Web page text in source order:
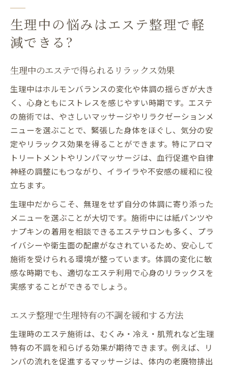
生理中の悩みはエステ整理で軽
減できる?
生理中のエステで得られるリラックス効果
生理中はホルモンバランスの変化や体調の揺らぎが大き
く、心身ともにストレスを感じやすい時期です。エステ
の施術では、やさしいマッサージやリラクゼーションメ
ニューを選ぶことで、緊張した身体をほぐし、気分の安
定やリラックス効果を得ることができます。特にアロマ
トリートメントやリンパマッサージは、血行促進や自律
神経の調整にもつながり、イライラや不安感の緩和に役
立ちます。
生理中だからこそ、無理をせず自分の体調に寄り添った
メニューを選ぶことが大切です。施術中には紙パンツや
ナプキンの着用を相談できるエステサロンも多く、プラ
イバシーや衛生面の配慮がなされているため、安心して
施術を受けられる環境が整っています。体調の変化に敏
感な時期でも、適切なエステ利用で心身のリラックスを
実感することができるでしょう。
エステ整理で生理特有の不調を緩和する方法
生理時のエステ施術は、むくみ・冷え・肌荒れなど生理
特有の不調を和らげる効果が期待できます。例えば、リ
ンパの流れを促進するマッサージは、体内の老廃物排出